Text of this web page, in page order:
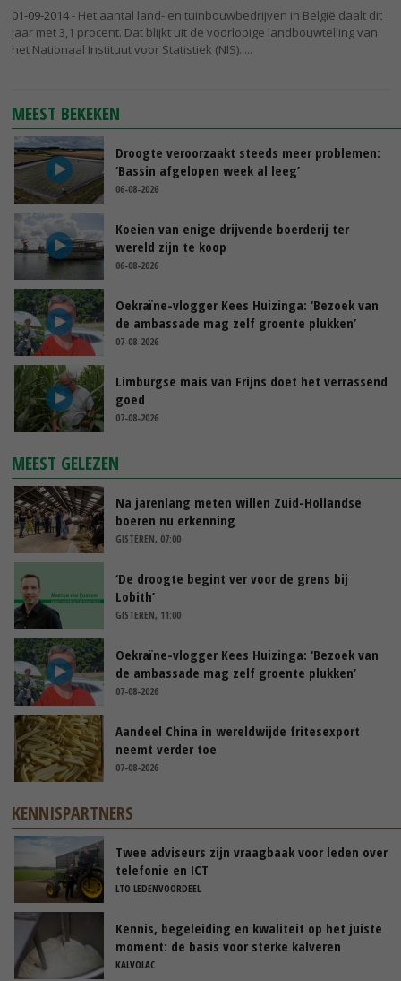
01-09-2014- Het aantal land- en tuinbouwbedrijven in België daalt dit
jaar met 3,1 procent. Dat blijkt uit de voorlopige landbouwtelling van
het Nationaal Instituut voor Statistiek (NIS).
MEEST BEKEKEN
Droogte veroorzaakt steeds meer problemen:
‘Bassin afgelopen week al leeg’
06-08-2026
Koeien van enige drijvende boerderij ter
wereld zijn te koop
06-08-2026
Oekraïne-vlogger Kees Huizinga: ‘Bezoek van
de ambassade mag zelf groente plukken’
07-08-2026
Limburgse mais van Frijns doet het verrassend
goed
07-08-2026
MEEST GELEZEN
Na jarenlang meten willen Zuid-Hollandse
boeren nu erkenning
GISTEREN, 07:00
‘De droogte begint ver voor de grens bij
Lobith’
GISTEREN, 11:00
Oekraïne-vlogger Kees Huizinga: ‘Bezoek van
de ambassade mag zelf groente plukken’
07-08-2026
Aandeel China in wereldwijde fritesexport
neemt verder toe
07-08-2026
KENNISPARTNERS
Twee adviseurs zijn vraagbaak voor leden over
telefonie en ICT
LTO LEDENVOORDEEL
Kennis, begeleiding en kwaliteit op het juiste
moment: de basis voor sterke kalveren
KALVOLAC